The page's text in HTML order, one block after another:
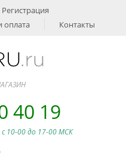
Регистрация
оплата Контакты
40 19
c 10-00 до 17-00 МСК